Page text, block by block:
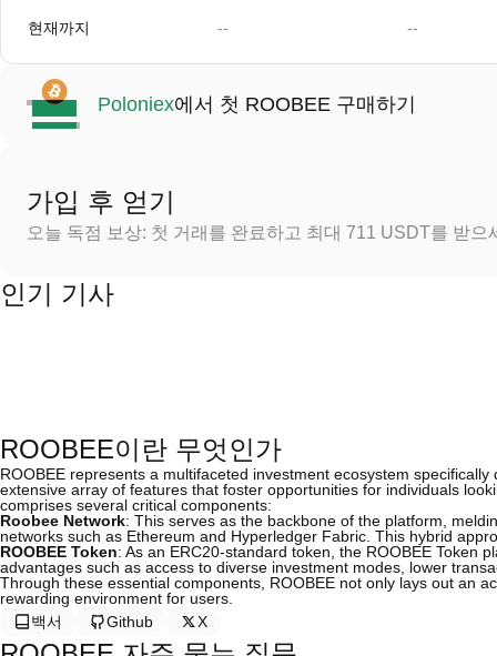
현재까지 -- --
Poloniex에서 첫 ROOBEE 구매하기
가입 후 얻기
오늘 독점 보상: 첫 거래를 완료하고 최대 711 USDT를 받으
인기 기사
ROOBEE이란 무엇인가
ROOBEE represents a multifaceted investment ecosystem
extensive array of features that foster opportunities for individuals
comprises several critical components:
Roobee Network: This serves as the backbone of the platform,
networks such as Ethereum and Hyperledger Fabric. This hybrid
ROOBEE Token: As an ERC20-standard token, the ROOBEE Token
advantages such as access to diverse investment modes, lower
Through these essential components, ROOBEE not only lays out an
rewarding environment for users.
백서
Github X